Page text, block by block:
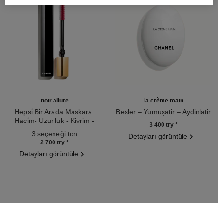
noir allure
Hepsi̇ Bi̇r Arada Maskara:
Haci̇m- Uzunluk - Kivrim -
3 seçeneği ton
2 700 try *
Detayları görüntüle
la crème main
Besler – Yumuşatir – Aydinlatir
3 400 try *
Detayları görüntüle